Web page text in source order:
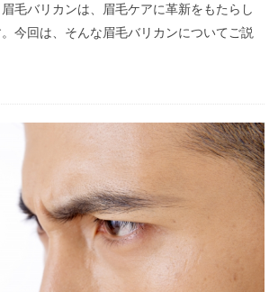
毛バリカンは、眉毛ケアに革新をもたらし
今回は、そんな眉毛バリカンについてご説